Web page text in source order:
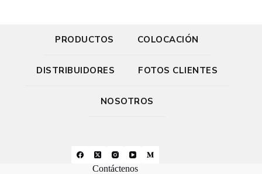
PRODUCTOS COLOCACIÓN
DISTRIBUIDORES FOTOS CLIENTES
NOSOTROS
Contáctenos